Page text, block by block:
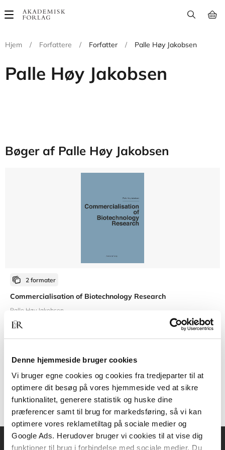
Denne hjemmeside bruger cookies
Vi bruger egne cookies og cookies fra tredjeparter til at
optimere dit besøg på vores hjemmeside ved at sikre
funktionalitet, generere statistik og huske dine
præferencer samt til brug for markedsføring, så vi kan
optimere vores reklametiltag på sociale medier og
Google Ads. Herudover bruger vi cookies til at vise dig
funktioner til brug i forbindelse med sociale medier. Du
Main
Hjem
/ Forfattere / Forfatter / Palle Høy Jakobsen
Palle Høy Jakobsen
Bøger af Palle Høy Jakobsen
2 formater
Commercialisation of Biotechnology Research
Palle Høy Jakobsen
269,95 KR.